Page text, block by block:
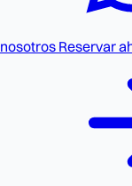
nosotros Reservar